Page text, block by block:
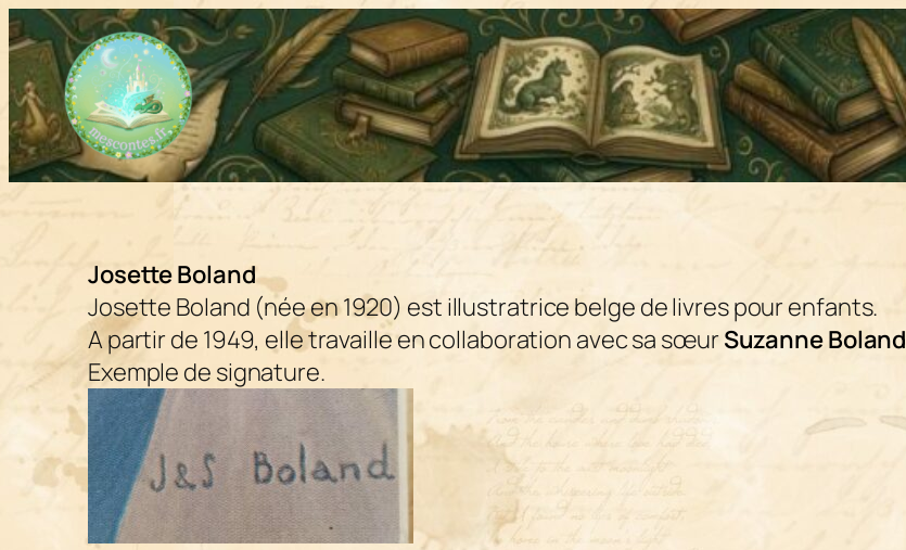
Aller
au
contenu
Josette Boland
Josette Boland (née en 1920) est illustratrice belge de livres pour enfants.
A partir de 1949, elle travaille en collaboration avec sa sœurSuzanne Boland
Exemple de signature.